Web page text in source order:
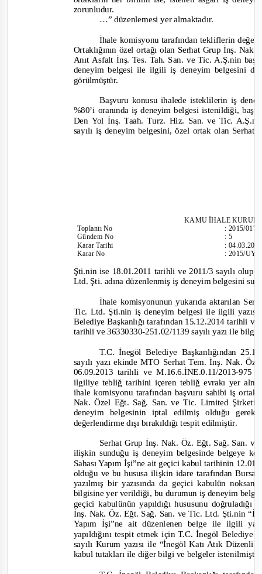
zorunludur.
…”düzenlemesi yer almaktadır.
İhale komisyonu tarafından tekliflerin
Ortaklığının özel ortağı olan Serhat Grup İnş.
Anıt Asfalt İnş. Tes. Tah. San. ve Tic. A.Ş.nin
deneyim belgesi ile ilgili iş deneyim belgesini
görülmüştür.
Başvuru konusu ihalede isteklilerin iş
%80’i oranında iş deneyim belgesi istenildiği,
Den Yol İnş. Taah. Turz. Hiz. San. ve Tic.
sayılı iş deneyim belgesini, özel ortak olan
KAMU İHALE
ToplantıNo
Gündem No
Karar Tarihi
Karar No
:2015/017
:5
:
:2015/
Şti.nin ise 18.01.2011 tarihli ve 2011/3 sayılı olup
Ltd. Şti. adına düzenlenmiş iş deneyim belgesini
İhale komisyonunun yukarıda aktarılan
Tic. Ltd. Şti.nin iş deneyim belgesi ile ilgili
Belediye Başkanlığı tarafından 15.12.2014 tarihli ve
tarihli ve 36330330-251.02/1139 sayılı yazı ile
T.C. İnegöl Belediye Başkanlığından
sayılı yazı ekinde MTO Serhat Tem. İnş. Nak.
06.09.2013 tarihli ve M.16.6.İNE.0.11/2013-975
ilgiliye tebliğ tarihini içeren tebliğ evrakı yer
ihale komisyonu tarafından başvuru sahibi iş
Nak. Özel Eğt. Sağ. San. ve Tic. Limited
deneyim belgesinin iptal edilmiş olduğu
değerlendirme dışı bırakıldığı tespit edilmiştir.
Serhat Grup İnş. Nak. Öz. Eğt. Sağ. San.
ilişkin sunduğu iş deneyim belgesinde belgeye
Sahası Yapım İşi”ne ait geçici kabul tarihinin
olduğu ve bu hususa ilişkin idare tarafından
yazılmış bir yazısında da geçici kabulün
bilgisine yer verildiği, bu durumun iş deneyim
geçici kabulünün yapıldığı hususunu
İnş. Nak. Öz. Eğt. Sağ. San. ve Tic. Ltd. Şti.nin
Yapım İşi”ne ait düzenlenen belge ile ilgili
yapıldığını tespit etmek için T.C. İnegöl Belediye
sayılı Kurum yazısıile “İnegöl Katı Atık Düzenli
kabul tutakları ile diğer bilgi ve belgeler